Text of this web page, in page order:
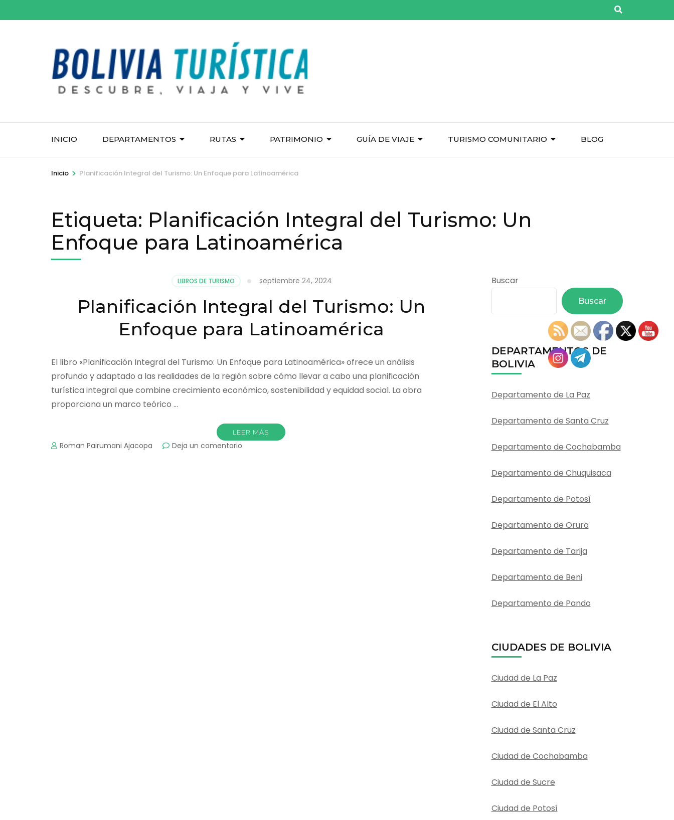
al
INICIO DEPARTAMENTOS RUTAS PATRIMONIO GUÍA DE VIAJE TURISMO COMUNITARIO BLOG
Inicio > Planificación Integral del Turismo: Un Enfoque para Latinoamérica
Etiqueta: Planificación Integral del Turismo: Un
Enfoque para Latinoamérica
LIBROS DE TURISMO septiembre 24, 2024
Planificación Integral del Turismo: Un
Enfoque para Latinoamérica
El libro «Planificación Integral del Turismo: Un Enfoque para Latinoamérica» ofrece un análisis
profundo y adaptado a las realidades de la región sobre cómo llevar a cabo una planificación
turística integral que combine crecimiento económico, sostenibilidad y equidad social. La obra
proporciona un marco teórico …
LEER MÁS
Roman Pairumani Ajacopa Deja un comentario
Buscar
Buscar
DEPARTAMENTOS DE
BOLIVIA
Departamento de La Paz
Departamento de Santa Cruz
Departamento de Cochabamba
Departamento de Chuquisaca
Departamento de Potosí
Departamento de Oruro
Departamento de Tarija
Departamento de Beni
Departamento de Pando
CIUDADES DE BOLIVIA
Ciudad de La Paz
Ciudad de El Alto
Ciudad de Santa Cruz
Ciudad de Cochabamba
Ciudad de Sucre
Ciudad de Potosí